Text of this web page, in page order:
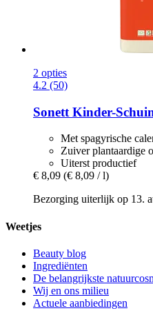
2 opties
4.2 (50)
Sonett Kinder-​
Met spagyrische
Zuiver plantaardige
Uiterst productief
€ 8,09 (€ 8,09 / l)
Bezorging uiterlijk op 13.
Weetjes
Beauty blog
Ingrediënten
De belangrijkste
Wij en ons milieu
Actuele aanbiedingen